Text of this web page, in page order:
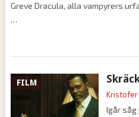
Greve Dracula, alla vampyrers
FILM
Kristofer
Igår såg